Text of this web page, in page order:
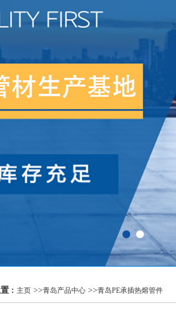
: 主页 >>青岛产品中心 >>青岛PE承插热熔管件